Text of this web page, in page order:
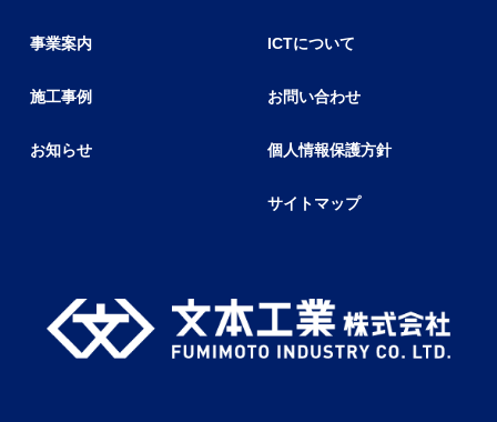
事業案内
施工事例
お知らせ
ICTについて
お問い合わせ
個人情報保護方針
サイトマップ